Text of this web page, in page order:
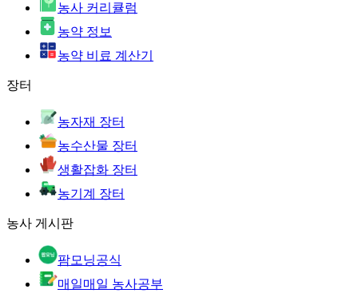
농사 커리큘럼
농약 정보
농약 비료 계산기
장터
농자재 장터
농수산물 장터
생활잡화 장터
농기계 장터
농사 게시판
팜모닝공식
매일매일 농사공부